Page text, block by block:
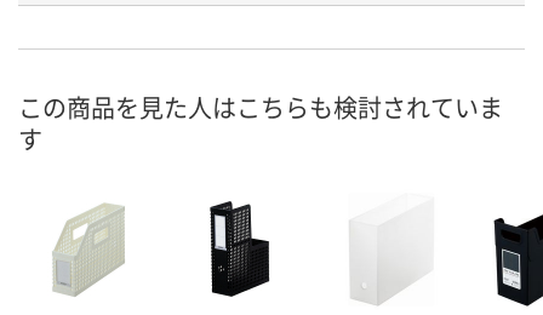
カゴへ
この商品を見た人はこちらも検討されていま
す